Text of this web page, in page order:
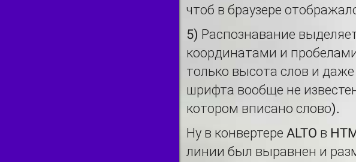
чтоб в браузере
5) Распознавание
координатами и
только высота слов и
шрифта вообще не
котором вписано слово).
Ну в конвертере ALTO в
линии был выравнен и